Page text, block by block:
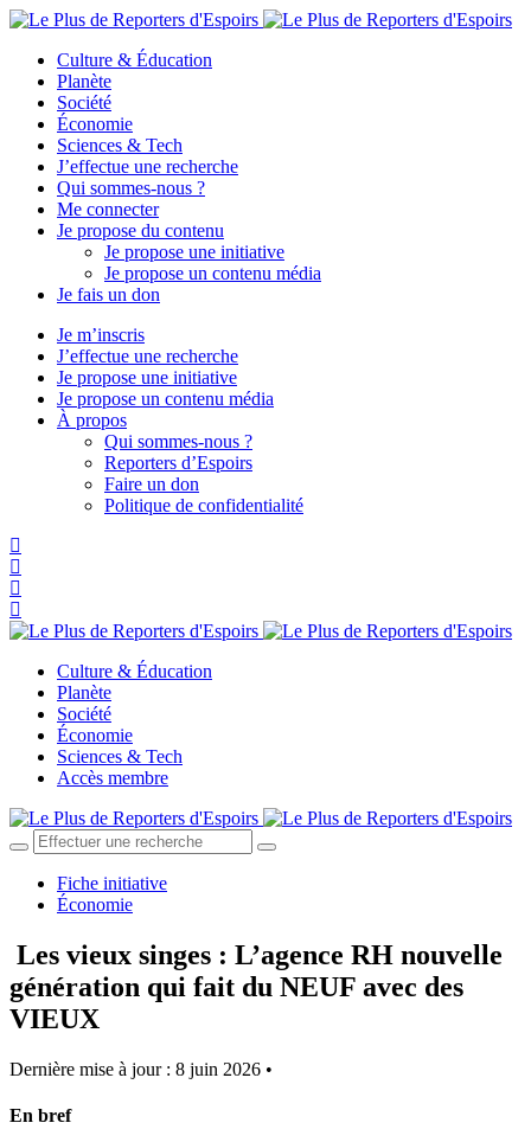
Culture & Éducation
Planète
Société
Économie
Sciences & Tech
J’effectue une recherche
Qui sommes-nous ?
Me connecter
Je propose du contenu
Je propose une initiative
Je propose un contenu média
Je fais un don
Je m’inscris
J’effectue une recherche
Je propose une initiative
Je propose un contenu média
À propos
Qui sommes-nous ?
Reporters d’Espoirs
Faire un don
Politique de confidentialité
Culture & Éducation
Planète
Société
Économie
Sciences & Tech
Accès membre
Fiche initiative
Économie
Les vieux singes : L’agence RH nouvelle
génération qui fait du NEUF avec des
VIEUX
Dernière mise à jour : 8 juin 2026 •
En bref